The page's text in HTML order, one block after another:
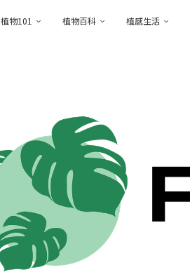
植物101 植物百科 植感生活